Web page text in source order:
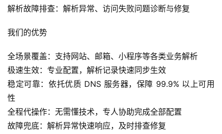
I
实
干
群
运
营
解析故障排查：解析异常、访问失败问题诊断与修复
我们的优势
全场景覆盖：支持网站、邮箱、小程序等各类业务解析
极速生效：专业配置，解析记录快速同步生效
稳定可靠：依托优质 DNS 服务器，保障 99.9% 以上可用
性
全程代操作：无需懂技术，专人协助完成全部配置
故障兜底：解析异常快速响应，及时排查修复